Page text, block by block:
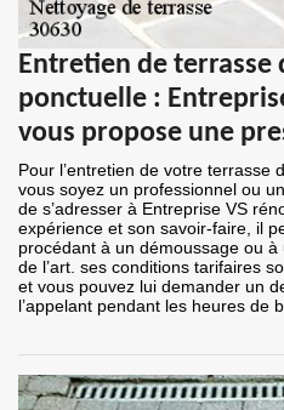
Entretien de terrasse
ponctuelle :
vous propose une
Pour l’entretien de votre terrasse
vous soyez un professionnel ou
de s’adresser à Entreprise VS
expérience et son savoir-faire, il
procédant à un démoussage ou
de l’art. ses conditions tarifaires
et vous pouvez lui demander un
l’appelant pendant les heures de